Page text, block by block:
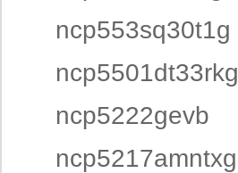
ncp553sq30t1g
ncp5501dt33rkg
ncp5222gevb
ncp5217amntxg